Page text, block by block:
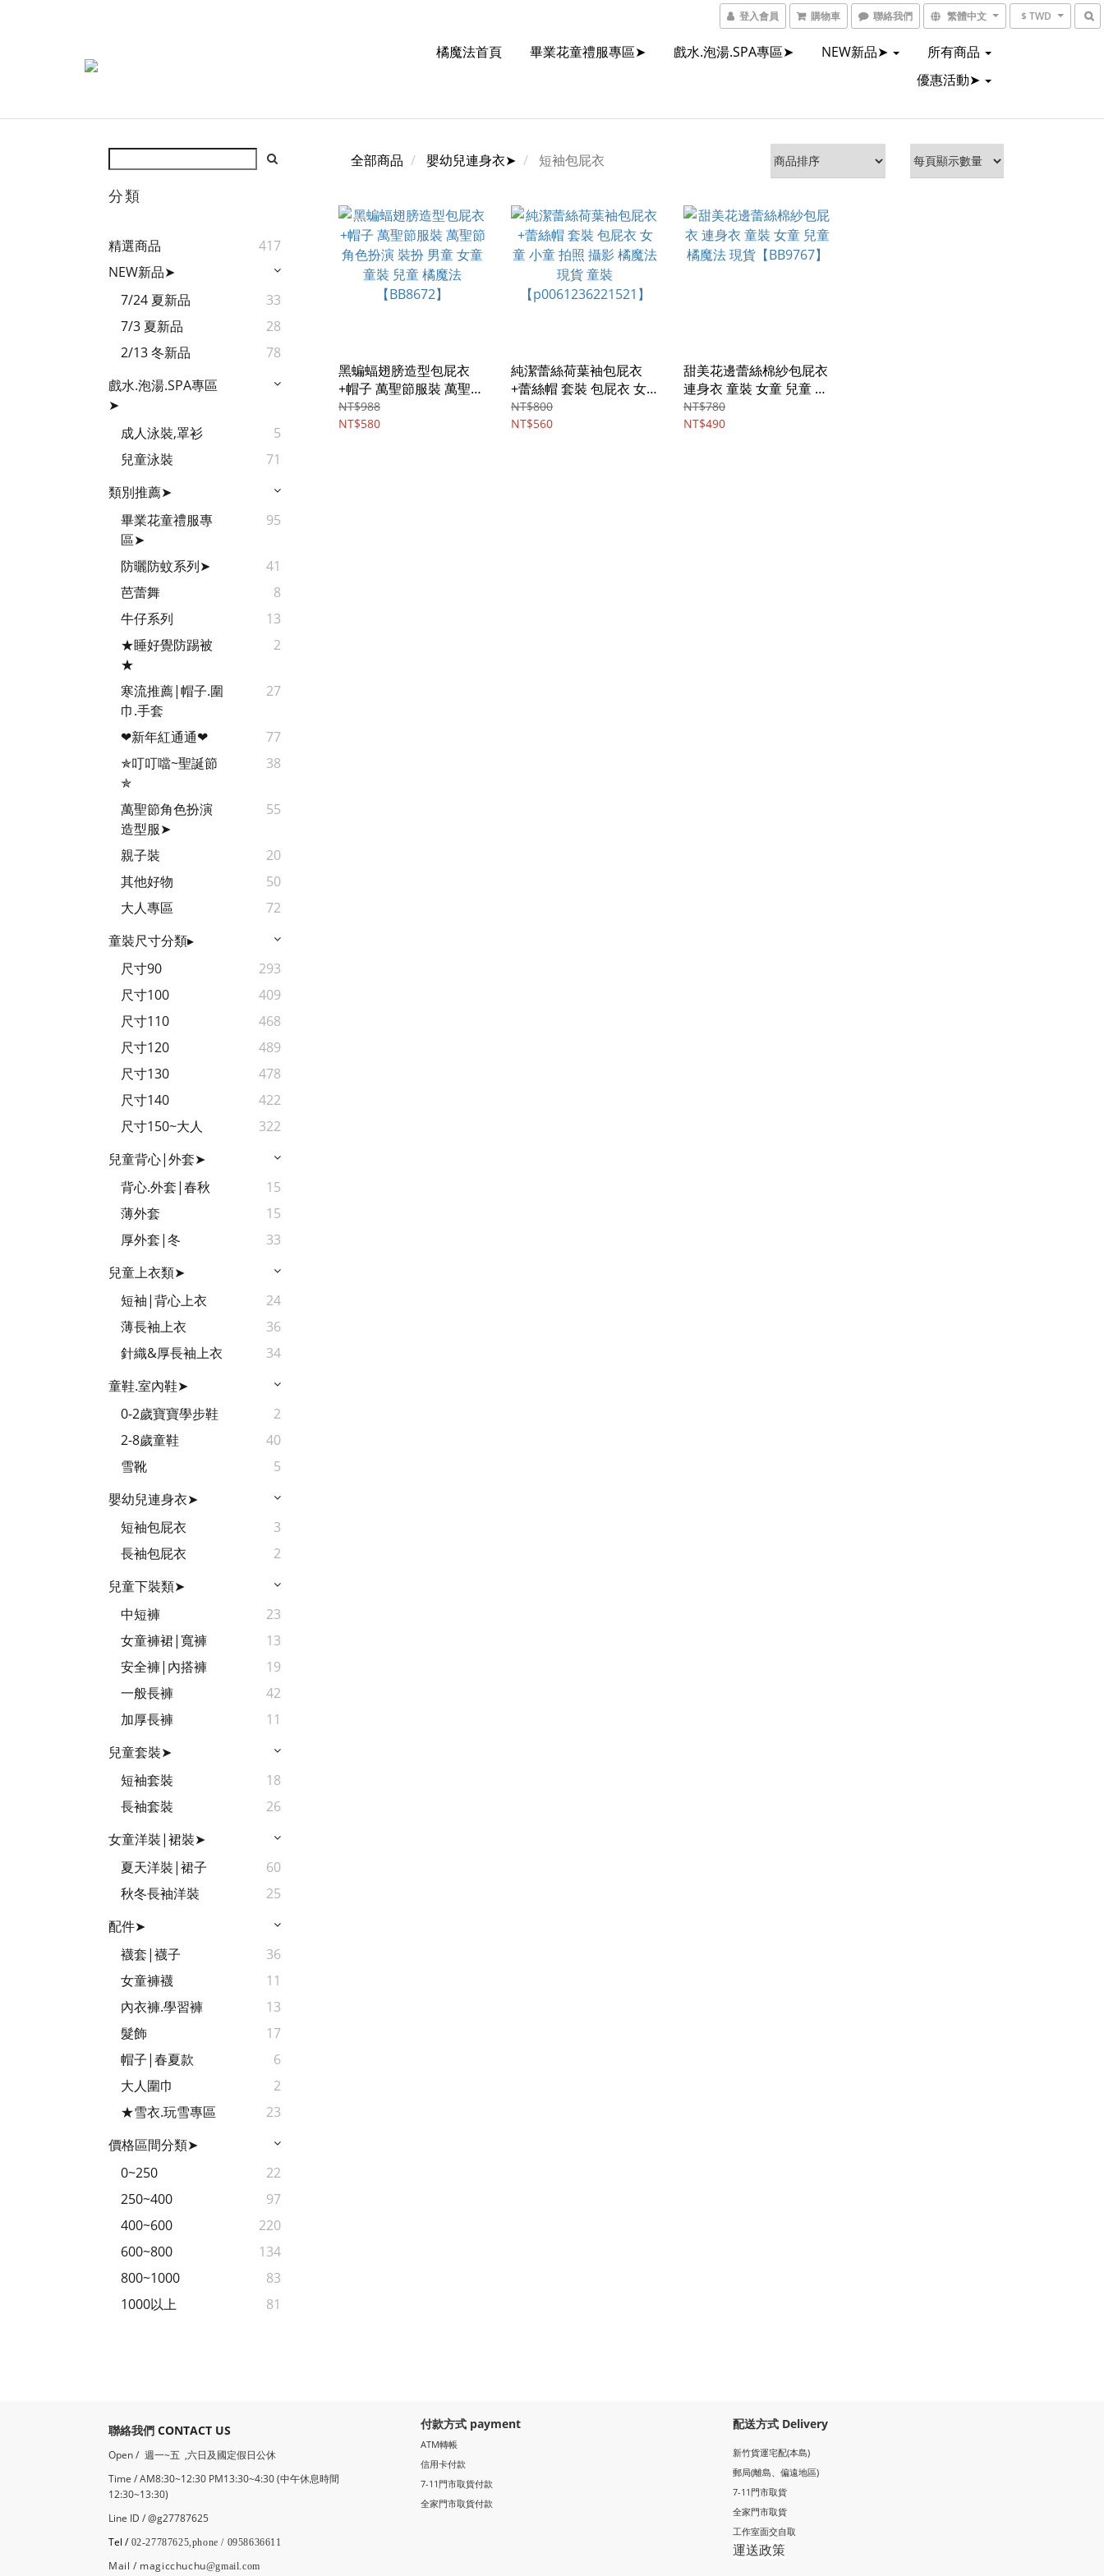
登入會員 購物車 聯絡我們 繁體中文 $ TWD
橘魔法首頁 畢業花童禮服專區➤ 戲水.泡湯.SPA專區➤ NEW新品➤
所有商品
優惠活動➤
分類
精選商品
417
NEW新品➤
7/24 夏新品
33
7/3 夏新品
28
2/13 冬新品
78
戲水.泡湯.SPA專區
➤
成人泳裝,罩衫
5
兒童泳裝
71
類別推薦➤
畢業花童禮服專
區➤
95
防曬防蚊系列➤
41
芭蕾舞
8
牛仔系列
13
★睡好覺防踢被
★
2
寒流推薦|帽子.圍
巾.手套
27
❤新年紅通通❤
77
✯叮叮噹~聖誕節
✯
38
萬聖節角色扮演
造型服➤
55
親子裝
20
其他好物
50
大人專區
72
童裝尺寸分類▸
尺寸90
293
尺寸100
409
尺寸110
468
尺寸120
489
尺寸130
478
尺寸140
422
尺寸150~大人
322
兒童背心|外套➤
背心.外套|春秋
15
薄外套
15
厚外套|冬
33
兒童上衣類➤
短袖|背心上衣
24
薄長袖上衣
36
針織&厚長袖上衣
34
童鞋.室內鞋➤
0-2歲寶寶學步鞋
2
2-8歲童鞋
40
雪靴
5
嬰幼兒連身衣➤
短袖包屁衣
3
長袖包屁衣
2
兒童下裝類➤
中短褲
23
女童褲裙|寬褲
13
安全褲|內搭褲
19
一般長褲
42
加厚長褲
11
兒童套裝➤
短袖套裝
18
長袖套裝
26
女童洋裝|裙裝➤
夏天洋裝|裙子
60
秋冬長袖洋裝
25
配件➤
襪套|襪子
36
女童褲襪
11
內衣褲.學習褲
13
髮飾
17
帽子|春夏款
6
大人圍巾
2
★雪衣.玩雪專區
23
價格區間分類➤
0~250
22
250~400
97
400~600
220
600~800
134
800~1000
83
1000以上
81
全部商品 嬰幼兒連身衣➤ 短袖包屁衣
黑蝙蝠翅膀造型包屁衣
+帽子 萬聖節服裝 萬聖節
角色扮演 裝扮 男童 女童
童裝 兒童 橘魔法
NT$988
NT$580
純潔蕾絲荷葉袖包屁衣
+蕾絲帽 套裝 包屁衣 女
童 小童 拍照 攝影 橘魔法
現貨 童裝
NT$800
NT$560
甜美花邊蕾絲棉紗包屁衣
連身衣 童裝 女童 兒童 橘
魔法 現貨【BB9767】
NT$780
NT$490
​聯絡我們 CONTACT US
Open / 週一~五 ,六日及國定假日公休
Time / AM8:30~12:30 PM13:30~4:30 (中午休息時間
12:30~13:30)
Line ID / @g27787625
Tel /02-27787625,phone / 0958636611
Mail / magicchuchu@gmail.com
付款方式 payment
ATM轉帳
信用卡付款
7-11門市取貨付款
全家門市取貨付款
配送方式 Delivery
新竹貨運宅配(本島)
郵局(離島、偏遠地區)
7-11門市取貨
全家門市取貨
工作室面交自取
運送政策